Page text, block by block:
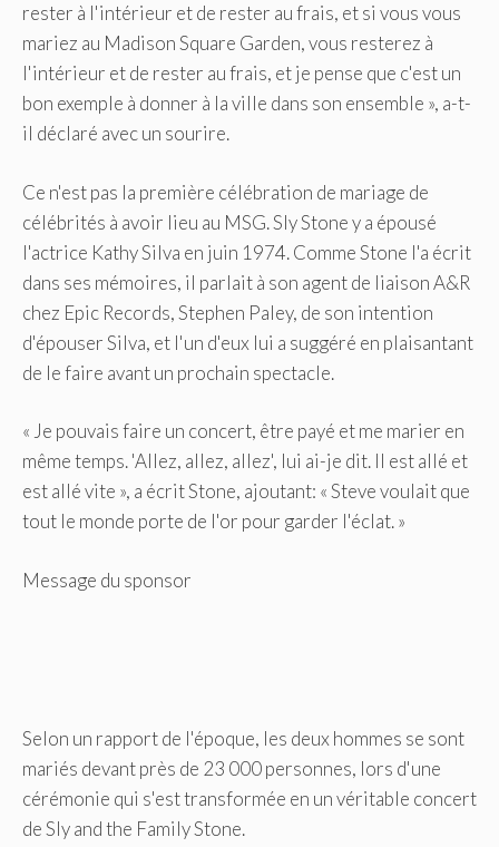
rester à l'intérieur et de rester au frais, et si vous vous
mariez au Madison Square Garden, vous resterez à
l'intérieur et de rester au frais, et je pense que c'est un
bon exemple à donner à la ville dans son ensemble », a-t-
il déclaré avec un sourire.
Ce n'est pas la première célébration de mariage de
célébrités à avoir lieu au MSG. Sly Stone y a épousé
l'actrice Kathy Silva en juin 1974. Comme Stone l'a écrit
dans ses mémoires, il parlait à son agent de liaison A&R
chez Epic Records, Stephen Paley, de son intention
d'épouser Silva, et l'un d'eux lui a suggéré en plaisantant
de le faire avant un prochain spectacle.
« Je pouvais faire un concert, être payé et me marier en
même temps. 'Allez, allez, allez', lui ai-je dit. Il est allé et
est allé vite », a écrit Stone, ajoutant: « Steve voulait que
tout le monde porte de l'or pour garder l'éclat. »
Message du sponsor
Selon un rapport de l'époque, les deux hommes se sont
mariés devant près de 23 000 personnes, lors d'une
cérémonie qui s'est transformée en un véritable concert
de Sly and the Family Stone.